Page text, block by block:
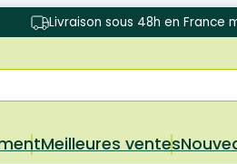
Livraison sous 48h en France
Meilleures ventes